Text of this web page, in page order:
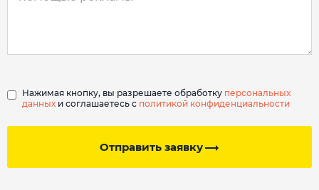
Отправить заявку
Нажимая кнопку, вы разрешаете обработку персональных
данных и соглашаетесь с политикой конфиденциальности